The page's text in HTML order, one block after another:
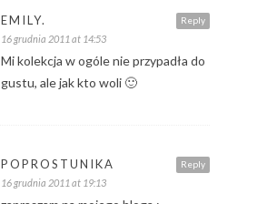
Reply
EMILY.
16 grudnia 2011 at 14:53
Mi kolekcja w ogóle nie przypadła do
gustu, ale jak kto woli 🙂
Reply
POPROSTUNIKA
16 grudnia 2011 at 19:13